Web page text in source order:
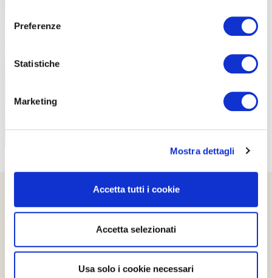
Preferenze
Statistiche
Marketing
Mostra dettagli
Accetta tutti i cookie
Accetta selezionati
Usa solo i cookie necessari